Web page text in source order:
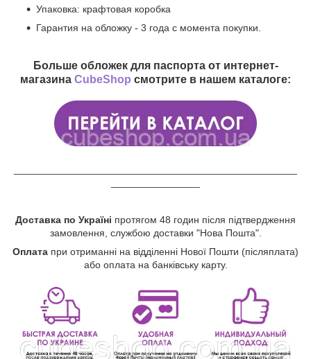
Упаковка: крафтовая коробка
Гарантия на обложку - 3 года с момента покупки.
Больше обложек для паспорта от интернет-
магазина CubeShop смотрите в нашем каталоге:
Доставка по Україні протягом 48 годин після підтвердження
замовлення, службою доставки "Нова Пошта".
Оплата при отриманні на відділенні Нової Пошти (післяплата)
або оплата на банківську карту.